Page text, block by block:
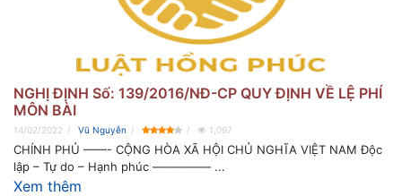
NGHỊ ĐỊNH Số: 139/2016/NĐ-CP QUY ĐỊNH VỀ LỆ PHÍ
MÔN BÀI
14/02/2022 Vũ Nguyễn 1,097
CHÍNH PHỦ ——- CỘNG HÒA XÃ HỘI CHỦ NGHĨA VIỆT NAM Độc
lập – Tự do – Hạnh phúc ————— ...
Xem thêm